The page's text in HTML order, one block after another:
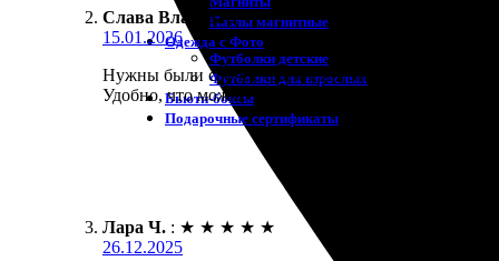
Пазлы магнитные
Одежда с Фото
Футболки детские
Футболки для взрослых
Бьюти-боксы
Подарочные сертификаты
Слава Власова :
15.01.2026
Нужны были срочно фотки для альбома, заказала
Удобно, что можно хоть одну штуку заказать.
Лара Ч. : ★ ★ ★ ★ ★
26.12.2025